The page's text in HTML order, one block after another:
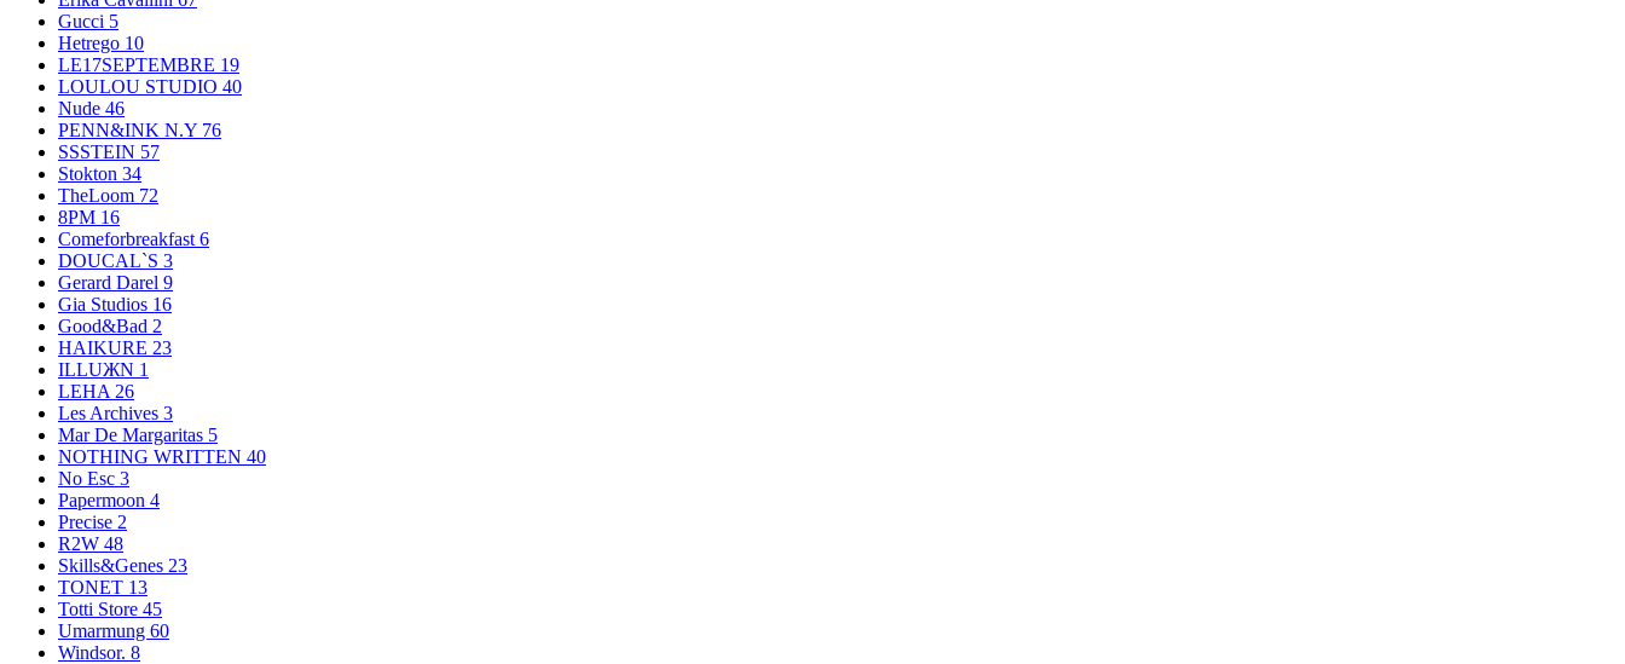
Gucci 5
Hetrego 10
LE17SEPTEMBRE 19
LOULOU STUDIO 40
Nude 46
PENN&INK N.Y 76
SSSTEIN 57
Stokton 34
TheLoom 72
8PM 16
Comeforbreakfast 6
DOUCAL`S 3
Gerard Darel 9
Gia Studios 16
Good&Bad 2
HAIKURE 23
ILLUЖN 1
LEHA 26
Les Archives 3
Mar De Margaritas 5
NOTHING WRITTEN 40
No Esc 3
Papermoon 4
Precise 2
R2W 48
Skills&Genes 23
TONET 13
Totti Store 45
Umarmung 60
Windsor. 8